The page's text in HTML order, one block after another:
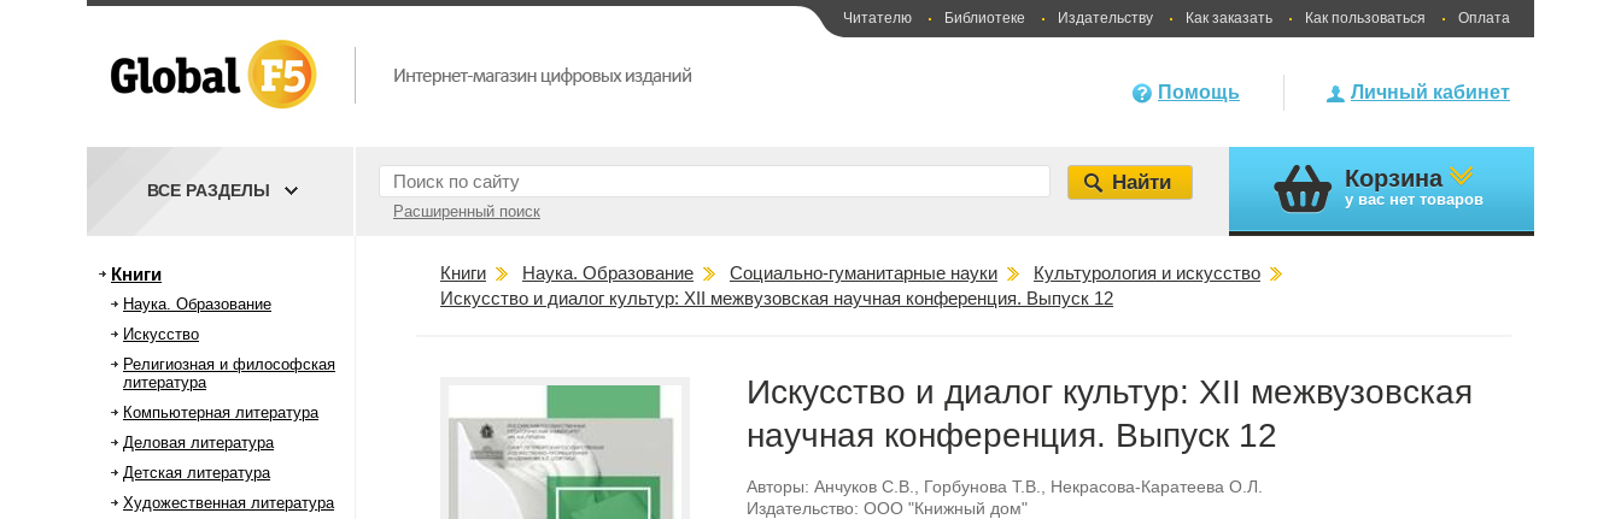
Читателю Библиотеке Издательству Как заказать Как пользоваться Оплата
Личный кабинет
Помощь
Расширенный поиск
ВСЕ РАЗДЕЛЫ Корзина
у вас нет товаров
Книги
Наука. Образование
Искусство
Религиозная и философская
литература
Компьютерная литература
Деловая литература
Детская литература
Художественная литература
Книги Наука. Образование Социально-гуманитарные науки
Культурология и искусство
Искусство и диалог культур: XII межвузовская научная конференция. Выпуск 12
Искусство и диалог культур: XII межвузовская
научная конференция. Выпуск 12
Авторы: Анчуков С.В. Горбунова Т.В.
Некрасова-Каратеева О.Л.
Издательство: ООО "Книжный дом"